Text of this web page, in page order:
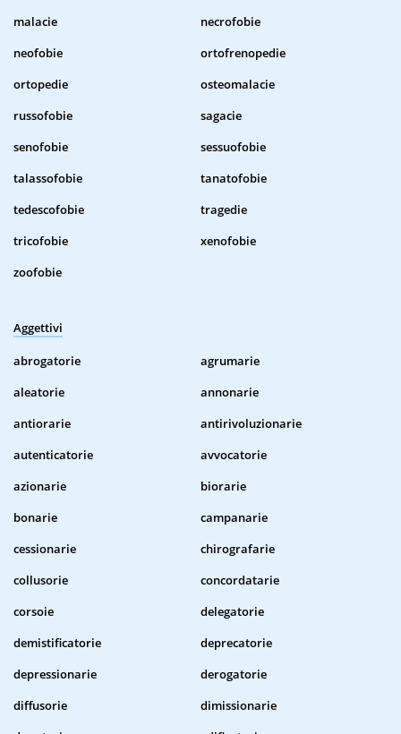
malacie
necrofobie
neofobie
ortofrenopedie
ortopedie
osteomalacie
russofobie
sagacie
senofobie
sessuofobie
talassofobie
tanatofobie
tedescofobie
tragedie
tricofobie
xenofobie
zoofobie
Aggettivi
abrogatorie
agrumarie
aleatorie
annonarie
antiorarie
antirivoluzionarie
autenticatorie
avvocatorie
azionarie
biorarie
bonarie
campanarie
cessionarie
chirografarie
collusorie
concordatarie
corsoie
delegatorie
demistificatorie
deprecatorie
depressionarie
derogatorie
diffusorie
dimissionarie